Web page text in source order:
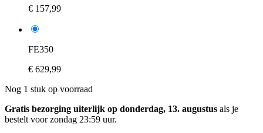
€ 157,99
FE350
€ 629,99
Nog 1 stuk op voorraad
Gratis bezorging uiterlijk op donderdag, 13. augustus als je
bestelt voorzondag 23:59 uur.